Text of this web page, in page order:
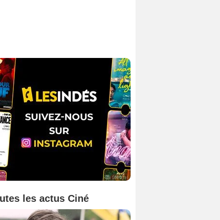
les actus Ciné